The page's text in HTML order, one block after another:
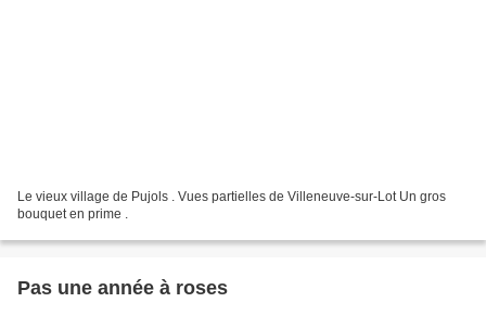
Le vieux village de Pujols . Vues partielles de Villeneuve-sur-Lot Un gros
bouquet en prime .
Pas une année à roses